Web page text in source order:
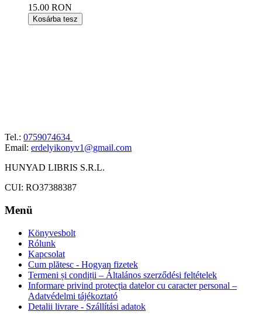
15.00 RON
Kosárba tesz
Tel.: 0759074634
Email: erdelyikonyv1@gmail.com
HUNYAD LIBRIS S.R.L.
CUI: RO37388387
Menü
Könyvesbolt
Rólunk
Kapcsolat
Cum plătesc - Hogyan fizetek
Termeni și condiții – Általános szerződési feltételek
Informare privind protecția datelor cu caracter personal –
Adatvédelmi tájékoztató
Detalii livrare - Szállítási adatok